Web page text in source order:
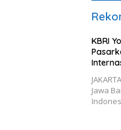
KBRI
Jawa